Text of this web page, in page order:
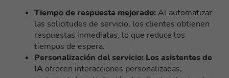
Tiempo de respuesta mejorado:Al automatizar
las solicitudes de servicio, los clientes obtienen
respuestas inmediatas, lo que reduce los
tiempos de espera.
Personalización del servicio: Los asistentes de
IA ofrecen interacciones personalizadas,